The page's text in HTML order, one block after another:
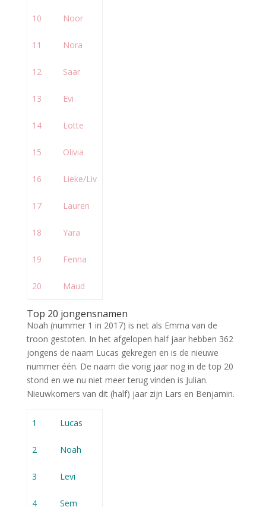
10 Noor
11 Nora
12 Saar
13 Evi
14 Lotte
15 Olivia
16 Lieke/Liv
17 Lauren
18 Yara
19 Fenna
20 Maud
Top 20 jongensnamen
Noah (nummer 1 in 2017) is net als Emma van de
troon gestoten. In het afgelopen half jaar hebben 362
jongens de naam Lucas gekregen en is de nieuwe
nummer één. De naam die vorig jaar nog in de top 20
stond en we nu niet meer terug vinden is Julian.
Nieuwkomers van dit (half) jaar zijn Lars en Benjamin.
1 Lucas
2 Noah
3 Levi
4 Sem